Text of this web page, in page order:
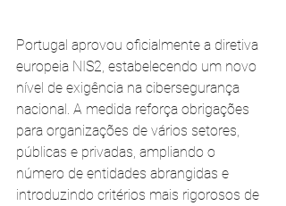
Portugal aprovou oficialmente a diretiva
europeia NIS2, estabelecendo um novo
nível de exigência na cibersegurança
nacional. A medida reforça obrigações
para organizações de vários setores,
públicas e privadas, ampliando o
número de entidades abrangidas e
introduzindo critérios mais rigorosos de